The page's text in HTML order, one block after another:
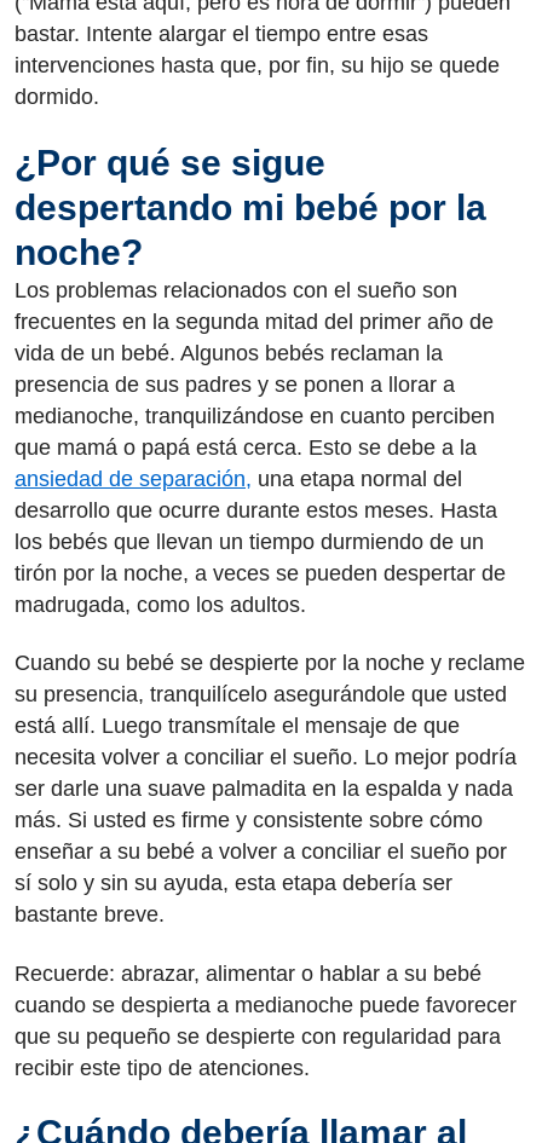
bastar. Intente alargar el tiempo entre esas
intervenciones hasta que, por fin, su hijo se quede
dormido.
¿Por qué se sigue
despertando mi bebé por la
noche?
Los problemas relacionados con el sueño son
frecuentes en la segunda mitad del primer año de
vida de un bebé. Algunos bebés reclaman la
presencia de sus padres y se ponen a llorar a
medianoche, tranquilizándose en cuanto perciben
que mamá o papá está cerca. Esto se debe a la
ansiedad de separación, una etapa normal del
desarrollo que ocurre durante estos meses. Hasta
los bebés que llevan un tiempo durmiendo de un
tirón por la noche, a veces se pueden despertar de
madrugada, como los adultos.
Cuando su bebé se despierte por la noche y reclame
su presencia, tranquilícelo asegurándole que usted
está allí. Luego transmítale el mensaje de que
necesita volver a conciliar el sueño. Lo mejor podría
ser darle una suave palmadita en la espalda y nada
más. Si usted es firme y consistente sobre cómo
enseñar a su bebé a volver a conciliar el sueño por
sí solo y sin su ayuda, esta etapa debería ser
bastante breve.
Recuerde: abrazar, alimentar o hablar a su bebé
cuando se despierta a medianoche puede favorecer
que su pequeño se despierte con regularidad para
recibir este tipo de atenciones.
¿Cuándo debería llamar al